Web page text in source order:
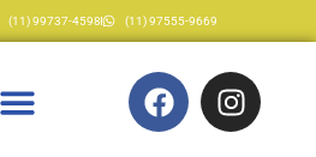
(11) 99737-4598 (11) 97555-9669